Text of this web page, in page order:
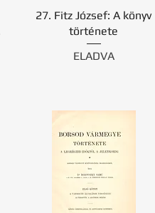
27. Fitz József: A könyv
története
ELADVA